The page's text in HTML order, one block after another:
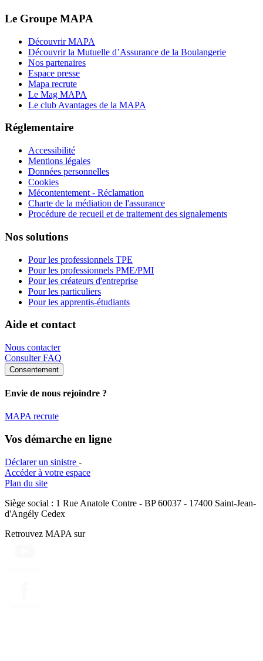
Le Groupe MAPA
Découvrir MAPA
Découvrir la Mutuelle d’Assurance de la Boulangerie
Nos partenaires
Espace presse
Mapa recrute
Le Mag MAPA
Le club Avantages de la MAPA
Réglementaire
Accessibilité
Mentions légales
Données personnelles
Cookies
Mécontentement - Réclamation
Charte de la médiation de l'assurance
Procédure de recueil et de traitement des signalements
Nos solutions
Pour les professionnels TPE
Pour les professionnels PME/PMI
Pour les créateurs d'entreprise
Pour les particuliers
Pour les apprentis-étudiants
Aide et contact
Nous contacter
Consulter FAQ
Consentement
Envie de nous rejoindre ?
MAPA recrute
Vos démarche en ligne
Déclarer un sinistre -
Accéder à votre espace
Plan du site
Siège social : 1 Rue Anatole Contre - BP 60037 - 17400 Saint-Jean-
d'Angély Cedex
Retrouvez MAPA sur